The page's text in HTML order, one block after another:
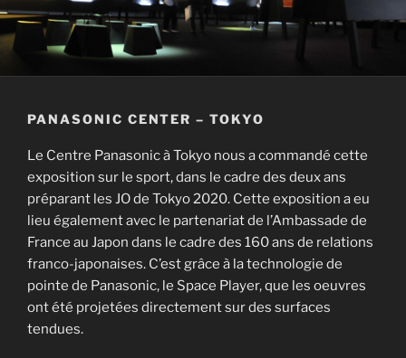
PANASONIC CENTER – TOKYO
Le Centre Panasonic à Tokyo nous a commandé cette
exposition sur le sport, dans le cadre des deux ans
préparant les JO de Tokyo 2020. Cette exposition a eu
lieu également avec le partenariat de l’Ambassade de
France au Japon dans le cadre des 160 ans de relations
franco-japonaises. C’est grâce à la technologie de
pointe de Panasonic, le Space Player, que les oeuvres
ont été projetées directement sur des surfaces
tendues.